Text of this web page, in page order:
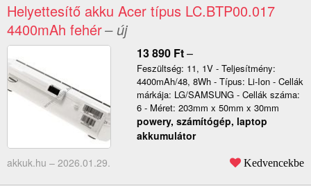
Helyettesítő akku Acer típus LC.BTP00.017
4400mAh fehér– új
13 890 Ft–
Feszültség: 11, 1V - Teljesítmény:
4400mAh/48, 8Wh - Típus: Li-Ion - Cellák
márkája: LG/SAMSUNG - Cellák száma:
6 - Méret: 203mm x 50mm x 30mm
powery, számítógép, laptop
akkumulátor
akkuk.hu – 2026.01.29. Kedvencekbe